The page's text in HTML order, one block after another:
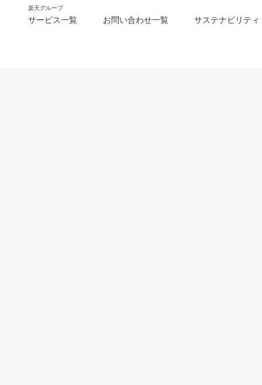
楽天グループ
サービス一覧 お問い合わせ一覧 サステナビリティ